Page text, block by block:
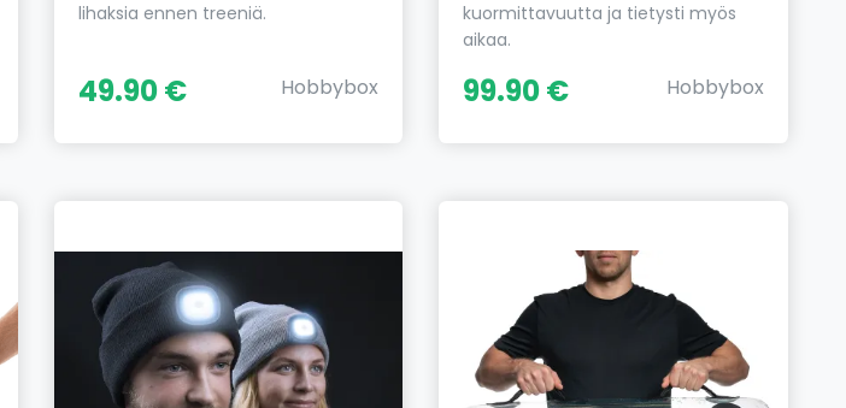
lihaksia ennen treeniä.
49.90 € Hobbybox
kuormittavuutta ja tietysti myös
aikaa.
99.90 € Hobbybox